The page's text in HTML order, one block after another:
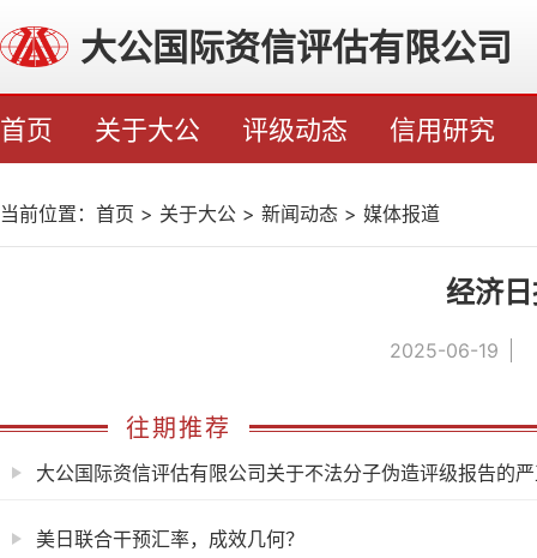
大公国际资信评估有限公司
首页 关于大公 评级动态 信用研究
当前位置： 首页 > 关于大公 > 新闻动态 > 媒体报道
经济
2025-06-19
往期推荐
大公国际资信评估有限公司关于不法分子伪造评级报告的
美日联合干预汇率，成效几何？